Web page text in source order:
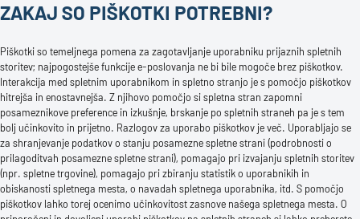
ZAKAJ SO PIŠKOTKI POTREBNI?
Piškotki so temeljnega pomena za zagotavljanje uporabniku prijaznih spletnih
storitev; najpogostejše funkcije e-poslovanja ne bi bile mogoče brez piškotkov.
Interakcija med spletnim uporabnikom in spletno stranjo je s pomočjo piškotkov
hitrejša in enostavnejša. Z njihovo pomočjo si spletna stran zapomni
posameznikove preference in izkušnje, brskanje po spletnih straneh pa je s tem
bolj učinkovito in prijetno. Razlogov za uporabo piškotkov je več. Uporabljajo se
za shranjevanje podatkov o stanju posamezne spletne strani (podrobnosti o
prilagoditvah posamezne spletne strani), pomagajo pri izvajanju spletnih storitev
(npr. spletne trgovine), pomagajo pri zbiranju statistik o uporabnikih in
obiskanosti spletnega mesta, o navadah spletnega uporabnika, itd. S pomočjo
piškotkov lahko torej ocenimo učinkovitost zasnove našega spletnega mesta. O